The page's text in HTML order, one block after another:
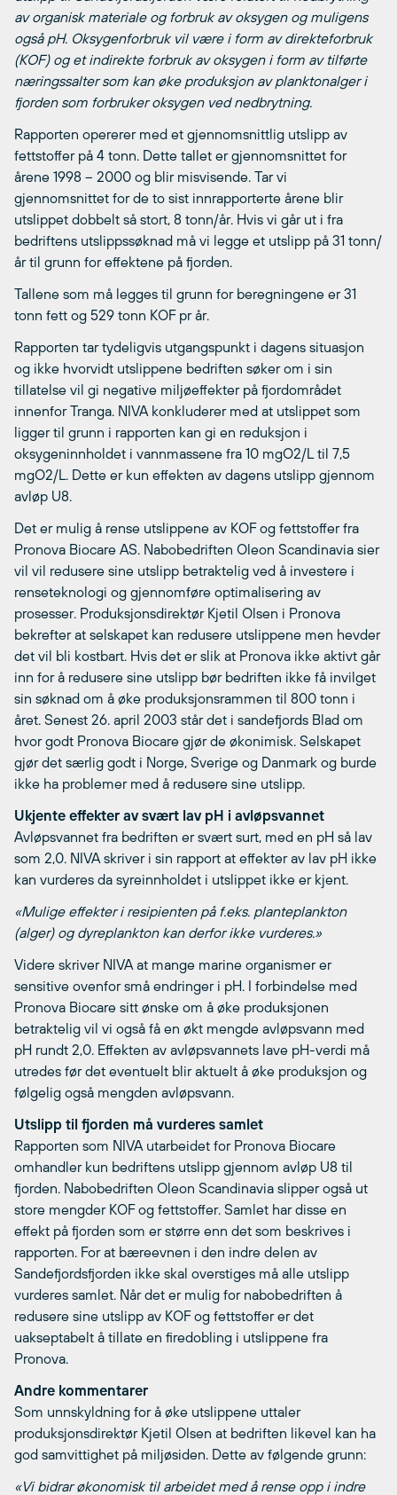
av organisk materiale og forbruk av oksygen og muligens
også pH. Oksygenforbruk vil være i form av direkteforbruk
(KOF) og et indirekte forbruk av oksygen i form av tilførte
næringssalter som kan øke produksjon av planktonalger i
fjorden som forbruker oksygen ved nedbrytning.
Rapporten opererer med et gjennomsnittlig utslipp av
fettstoffer på 4 tonn. Dette tallet er gjennomsnittet for
årene 1998 – 2000 og blir misvisende. Tar vi
gjennomsnittet for de to sist innrapporterte årene blir
utslippet dobbelt så stort, 8 tonn/år. Hvis vi går ut i fra
bedriftens utslippssøknad må vi legge et utslipp på 31 tonn/
år til grunn for effektene på fjorden.
Tallene som må legges til grunn for beregningene er 31
tonn fett og 529 tonn KOF pr år.
Rapporten tar tydeligvis utgangspunkt i dagens situasjon
og ikke hvorvidt utslippene bedriften søker om i sin
tillatelse vil gi negative miljøeffekter på fjordområdet
innenfor Tranga. NIVA konkluderer med at utslippet som
ligger til grunn i rapporten kan gi en reduksjon i
oksygeninnholdet i vannmassene fra 10 mgO2/L til 7,5
mgO2/L. Dette er kun effekten av dagens utslipp gjennom
avløp U8.
Det er mulig å rense utslippene av KOF og fettstoffer fra
Pronova Biocare AS. Nabobedriften Oleon Scandinavia sier
vil vil redusere sine utslipp betraktelig ved å investere i
renseteknologi og gjennomføre optimalisering av
prosesser. Produksjonsdirektør Kjetil Olsen i Pronova
bekrefter at selskapet kan redusere utslippene men hevder
det vil bli kostbart. Hvis det er slik at Pronova ikke aktivt går
inn for å redusere sine utslipp bør bedriften ikke få invilget
sin søknad om å øke produksjonsrammen til 800 tonn i
året. Senest 26. april 2003 står det i sandefjords Blad om
hvor godt Pronova Biocare gjør de økonimisk. Selskapet
gjør det særlig godt i Norge, Sverige og Danmark og burde
ikke ha problemer med å redusere sine utslipp.
Ukjente effekter av svært lav pH i avløpsvannet
Avløpsvannet fra bedriften er svært surt, med en pH så lav
som 2,0. NIVA skriver i sin rapport at effekter av lav pH ikke
kan vurderes da syreinnholdet i utslippet ikke er kjent.
«Mulige effekter i resipienten på f.eks. planteplankton
(alger) og dyreplankton kan derfor ikke vurderes.»
Videre skriver NIVA at mange marine organismer er
sensitive ovenfor små endringer i pH. I forbindelse med
Pronova Biocare sitt ønske om å øke produksjonen
betraktelig vil vi også få en økt mengde avløpsvann med
pH rundt 2,0. Effekten av avløpsvannets lave pH-verdi må
utredes før det eventuelt blir aktuelt å øke produksjon og
følgelig også mengden avløpsvann.
Utslipp til fjorden må vurderes samlet
Rapporten som NIVA utarbeidet for Pronova Biocare
omhandler kun bedriftens utslipp gjennom avløp U8 til
fjorden. Nabobedriften Oleon Scandinavia slipper også ut
store mengder KOF og fettstoffer. Samlet har disse en
effekt på fjorden som er større enn det som beskrives i
rapporten. For at bæreevnen i den indre delen av
Sandefjordsfjorden ikke skal overstiges må alle utslipp
vurderes samlet. Når det er mulig for nabobedriften å
redusere sine utslipp av KOF og fettstoffer er det
uakseptabelt å tillate en firedobling i utslippene fra
Pronova.
Andre kommentarer
Som unnskyldning for å øke utslippene uttaler
produksjonsdirektør Kjetil Olsen at bedriften likevel kan ha
god samvittighet på miljøsiden. Dette av følgende grunn:
«Vi bidrar økonomisk til arbeidet med å rense opp i indre